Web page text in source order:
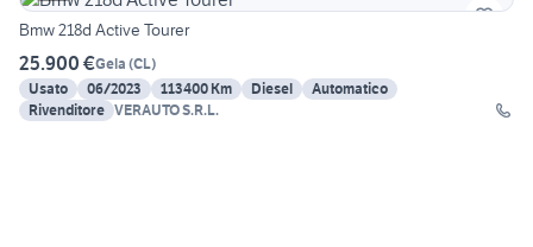
Bmw 218d Active Tourer
25.900 €Gela (CL)
Usato
06/2023 113400 Km Diesel
Automatico
Rivenditore VERAUTO S.R.L.